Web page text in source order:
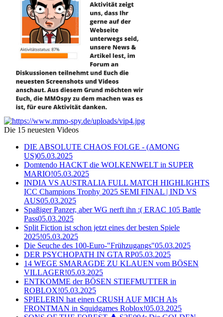
Die 15 neuesten Videos
DIE ABSOLUTE CHAOS FOLGE - (AMONG
US)05.03.2025
Domtendo HACKT die WOLKENWELT in SUPER
MARIO!05.03.2025
INDIA VS AUSTRALIA FULL MATCH HIGHLIGHTS
ICC Champions Trophy 2025 SEMI FINAL | IND VS
AUS05.03.2025
Spaßiger Panzer, aber WG nerft ihn :( ERAC 105 Battle
Pass05.03.2025
Split Fiction ist schon jetzt eines der besten Spiele
2025!05.03.2025
Die Seuche des 100-Euro-"Frühzugangs"05.03.2025
DER PSYCHOPATH IN GTA RP05.03.2025
14 WEGE SMARAGDE ZU KLAUEN vom BÖSEN
VILLAGER!05.03.2025
ENTKOMME der BÖSEN STIEFMUTTER in
ROBLOX!05.03.2025
SPIELERIN hat einen CRUSH AUF MICH Als
FRONTMAN in Squidgames Roblox!05.03.2025